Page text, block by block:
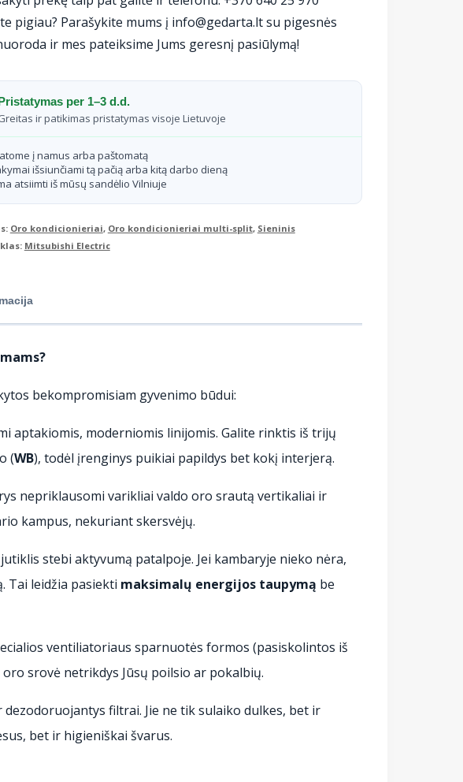
pigiau? Parašykite mums į info@gedarta.lt su pigesnės
ir mes pateiksime Jums geresnį pasiūlymą!
per 1–3 d.d.
ir patikimas pristatymas visoje Lietuvoje
į namus arba paštomatą
išsiunčiami tą pačią arba kitą darbo dieną
atsiimti iš mūsų sandėlio Vilniuje
Oro kondicionieriai, Oro kondicionieriai multi-split, Sieninis
Mitsubishi Electric
bekompromisiam gyvenimo būdui:
aptakiomis, moderniomis linijomis. Galite rinktis iš trijų
(WB), todėl įrenginys puikiai papildys bet kokį interjerą.
nepriklausomi varikliai valdo oro srautą vertikaliai ir
kampus, nekuriant skersvėjų.
stebi aktyvumą patalpoje. Jei kambaryje nieko nėra,
Tai leidžia pasiekti maksimalų energijos taupymą be
ventiliatoriaus sparnuotės formos (pasiskolintos iš
srovė netrikdys Jūsų poilsio ar pokalbių.
filtrai. Jie ne tik sulaiko dulkes, bet ir
bet ir higieniškai švarus.